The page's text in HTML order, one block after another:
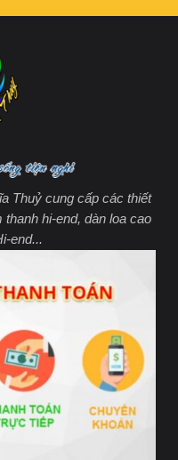
Thuỷ cung cấp các thiết
thanh hi-end, dàn loa cao
end...